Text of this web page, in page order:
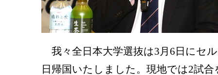
我々全日本大学選抜は3月6日にセ
日帰国いたしました。現地では2試